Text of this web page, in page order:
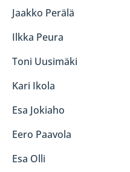
Jaakko Perälä
Ilkka Peura
Toni Uusimäki
Kari Ikola
Esa Jokiaho
Eero Paavola
Esa Olli